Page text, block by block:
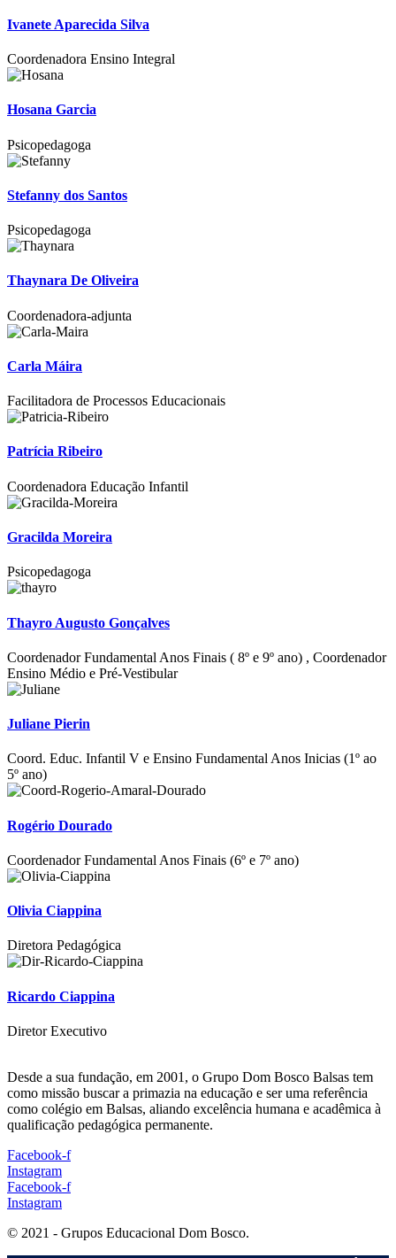
Ivanete Aparecida Silva
Coordenadora Ensino Integral
Hosana Garcia
Psicopedagoga
Stefanny dos Santos
Psicopedagoga
Thaynara De Oliveira
Coordenadora-adjunta
Carla Máira
Facilitadora de Processos Educacionais
Patrícia Ribeiro
Coordenadora Educação Infantil
Gracilda Moreira
Psicopedagoga
Thayro Augusto Gonçalves
Coordenador Fundamental Anos Finais ( 8º e 9º ano) , Coordenador
Ensino Médio e Pré-Vestibular
Juliane Pierin
Coord. Educ. Infantil V e Ensino Fundamental Anos Inicias (1º ao
5º ano)
Rogério Dourado
Coordenador Fundamental Anos Finais (6º e 7º ano)
Olivia Ciappina
Diretora Pedagógica
Ricardo Ciappina
Diretor Executivo
Desde a sua fundação, em 2001, o Grupo Dom Bosco Balsas tem
como missão buscar a primazia na educação e ser uma referência
como colégio em Balsas, aliando excelência humana e acadêmica à
qualificação pedagógica permanente.
Facebook-f
Instagram
Facebook-f
Instagram
© 2021 - Grupos Educacional Dom Bosco.